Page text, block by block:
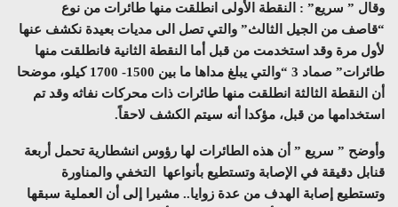
وقال ” سريع” : النقطة الأولى انطلقت منها طائرات من نوع
“قاصف من الجيل الثالث” والتي تصل الى مديات بعيدة نكشف عنها
لأول مرة وقد استخدمت من قبل أما
النقطة الثانية فانطلقت منها
طائرات” صماد 3 “والتي يبلغ مداها ما بين 1500- 1700 كيلو
، موضحا
أن
النقطة الثالثة انطلقت منها طائرات ذات محركات نفاثه وقد تم
استخدامها من قبل، مؤكدا أنه سيتم الكشف لاحقاً.
وأوضح ” سريع ” أن هذه الطائرات لها رؤوس انشطارية تحمل أربعة
قنابل دقيقة في الإصابة وتستطيع بأنواعها التخفي والمناورة
وتستطيع إصابة الهدف من عدة زوايا.. مشيرا إلى أن العملية سبقها